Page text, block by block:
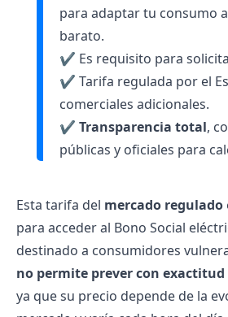
para adaptar tu consumo
barato.
✔️ Es requisito para
✔️ Tarifa regulada por el
comerciales adicionales.
✔️ Transparencia total,
públicas y oficiales para
Esta tarifa del mercado regulado
para acceder al Bono Social
destinado a consumidores
no permite prever con exactitud
ya que su precio depende de la